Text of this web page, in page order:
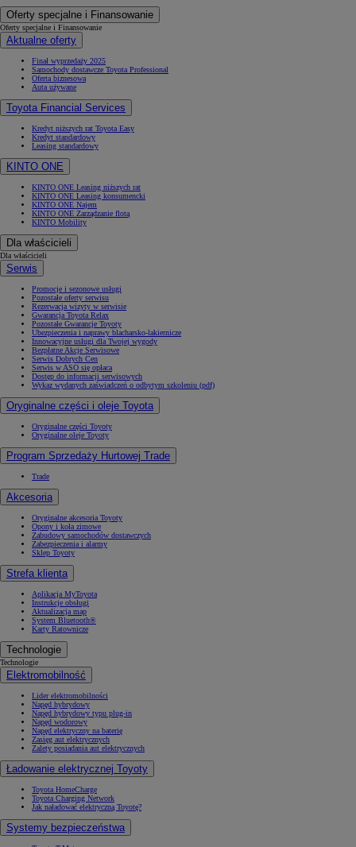
Oferty specjalne i Finansowanie
Oferty specjalne i Finansowanie
Aktualne oferty
Finał wyprzedaży 2025
Samochody dostawcze Toyota Professional
Oferta biznesowa
Auta używane
Toyota Financial Services
Kredyt niższych rat Toyota Easy
Kredyt standardowy
Leasing standardowy
KINTO ONE
KINTO ONE Leasing niższych rat
KINTO ONE Leasing konsumencki
KINTO ONE Najem
KINTO ONE Zarządzanie flotą
KINTO Mobility
Dla właścicieli
Dla właścicieli
Serwis
Promocje i sezonowe usługi
Pozostałe oferty serwisu
Rezerwacja wizyty w serwisie
Gwarancja Toyota Relax
Pozostałe Gwarancje Toyoty
Ubezpieczenia i naprawy blacharsko-lakiernicze
Innowacyjne usługi dla Twojej wygody
Bezpłatne Akcje Serwisowe
Serwis Dobrych Cen
Serwis w ASO się opłaca
Dostęp do informacji serwisowych
Wykaz wydanych zaświadczeń o odbytym szkoleniu (pdf)
Oryginalne części i oleje Toyota
Oryginalne części Toyoty
Oryginalne oleje Toyoty
Program Sprzedaży Hurtowej Trade
Trade
Akcesoria
Oryginalne akcesoria Toyoty
Opony i koła zimowe
Zabudowy samochodów dostawczych
Zabezpieczenia i alarmy
Sklep Toyoty
Strefa klienta
Aplikacja MyToyota
Instrukcje obsługi
Aktualizacja map
System Bluetooth®
Karty Ratownicze
Technologie
Technologie
Elektromobilność
Lider elektromobilności
Napęd hybrydowy
Napęd hybrydowy typu plug-in
Napęd wodorowy
Napęd elektryczny na baterię
Zasięg aut elektrycznych
Zalety posiadania aut elektrycznych
Ładowanie elektrycznej Toyoty
Toyota HomeCharge
Toyota Charging Network
Jak naładować elektryczną Toyotę?
Systemy bezpieczeństwa